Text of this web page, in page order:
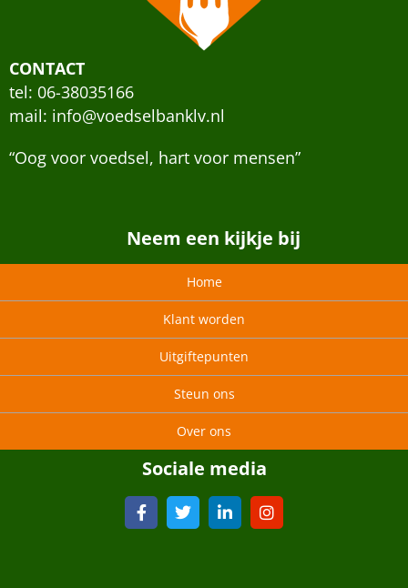
CONTACT
tel: 06-38035166
mail: info@voedselbanklv.nl
“Oog voor voedsel, hart voor mensen”
Neem een kijkje bij
Home
Klant worden
Uitgiftepunten
Steun ons
Over ons
Sociale media